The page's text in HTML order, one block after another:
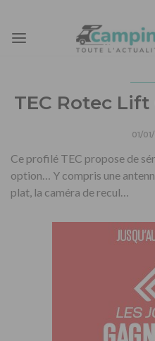
TEC Rotec
01/
Ce profilé TEC propose de
option… Y compris une
plat, la caméra de recul…